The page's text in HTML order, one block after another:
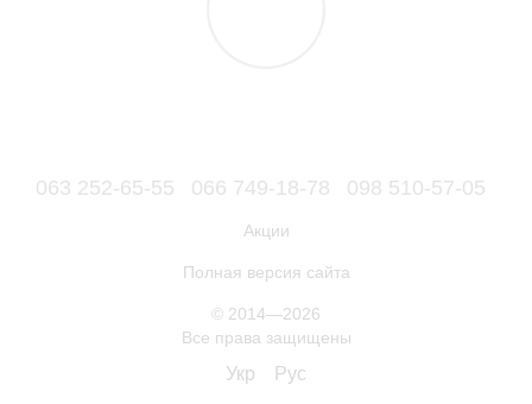
063 252-65-55 066 749-18-78 098 510-57-05
Акции
Полная версия сайта
© 2014—2026
Все права защищены
Укр Рус